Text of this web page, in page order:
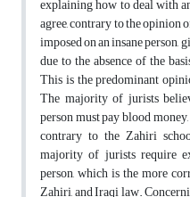
explaining how to deal with
agree, contrary to the opinion
imposed on an insane
due to the absence of the
This is the predominant
The majority of jurists
person must pay blood
contrary to the Zahiri
majority of jurists require
person, which is the more